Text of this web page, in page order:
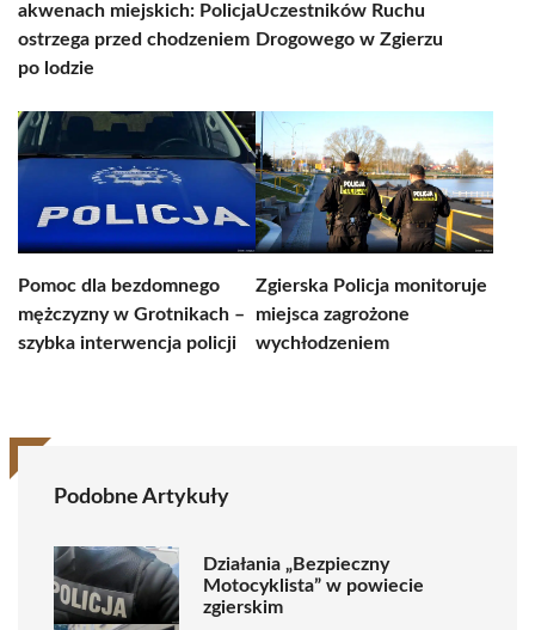
akwenach miejskich: Policja
ostrzega przed chodzeniem
po lodzie
Uczestników Ruchu
Drogowego w Zgierzu
Pomoc dla bezdomnego
mężczyzny w Grotnikach –
szybka interwencja policji
Zgierska Policja monitoruje
miejsca zagrożone
wychłodzeniem
Podobne Artykuły
Działania „Bezpieczny
Motocyklista” w powiecie
zgierskim